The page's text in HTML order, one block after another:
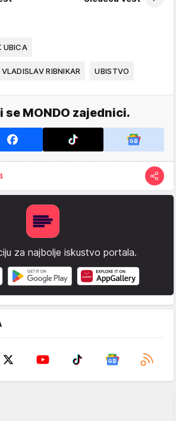
UBICA
RIBNIKAR UBISTVO
se MONDO zajednici.
za najbolje iskustvo portala.